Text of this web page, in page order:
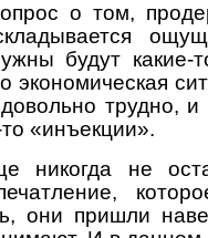
о том,
будут какие-
экономическая
трудно,
«инъекции».
никогда не
они пришли